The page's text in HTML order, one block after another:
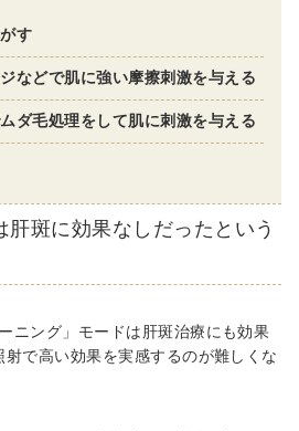
す
などで肌に強い摩擦刺激を与える
ダ毛処理をして肌に刺激を与える
肝斑に効果なしだったという
ニング」モードは肝斑治療にも効果
で高い効果を実感するのが難しくな